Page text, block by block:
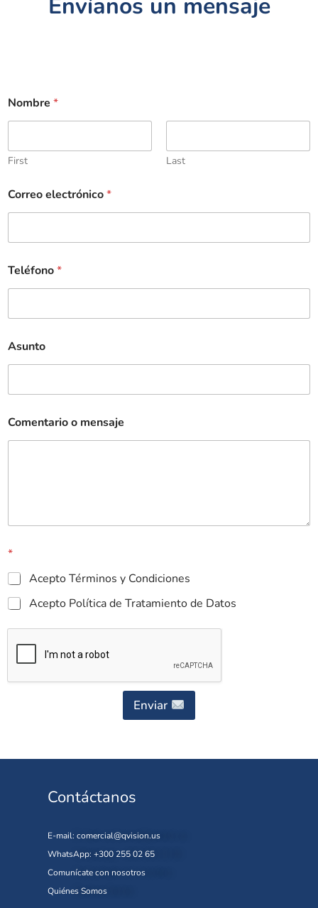
Envíanos un mensaje
Nombre *
First Last
Correo electrónico*
Teléfono*
Asunto
Comentario o mensaje
*
Acepto Términos y Condiciones
Acepto Política de Tratamiento de Datos
Enviar
Contáctanos
E-mail: comercial@qvision.us
WhatsApp: +300 255 02 65
Comunícate con nosotros
Quiénes Somos